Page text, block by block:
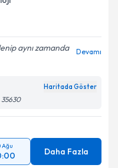
aynı zamanda
Ağu
Daha Fazla